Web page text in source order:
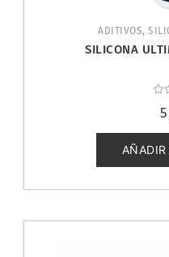
ADITIVOS,
SILICONA
de
5